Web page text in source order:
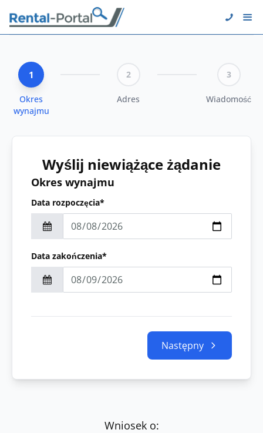
1
Okres
wynajmu
2
Adres
3
Wiadomość
Wyślij niewiążące żądanie
Okres wynajmu
Data rozpoczęcia*
Data zakończenia*
Następny
Wniosek o: